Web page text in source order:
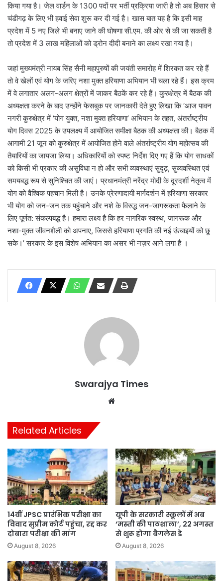
किया गया है। जेल वार्डन के 1300 पदों पर भर्ती प्रक्रिया जारी है तो अब हिसार से
चंडीगढ़ के लिए भी हवाई सेवा शुरू कर दी गई है। खास बात यह है कि इसी माह
प्रदेश में 5 नए जिले भी बनाए जाने की घोषणा सी.एम. की ओर से की जा सकती है
तो प्रदेश में 3 लाख महिलाओं को ड्रोन दीदी बनाने का लक्ष्य रखा गया है।
जहां मुख्यमंत्री नायब सिंह सैनी महापुरुषों की जयंती समारोह में शिरकत कर रहे हैं
तो वे खेलों एवं योग के जरिए नशा मुक्त हरियाणा अभियान भी चला रहे हैं। इस क्रम
में वे लगातार अलग-अलग क्षेत्रों में जाकर बैठकें कर रहे हैं। कुरुक्षेत्र में बैठक की
अध्यक्षता करने के बाद उन्होंने फेसबुक पर जानकारी देते हुए लिखा कि ‘आज पावन
नगरी कुरुक्षेत्र में ‘योग युक्त, नशा मुक्त हरियाणा’ अभियान के तहत, अंतर्राष्ट्रीय
योग दिवस 2025 के उपलक्ष्य में आयोजित समीक्षा बैठक की अध्यक्षता की। बैठक में
आगामी 21 जून को कुरुक्षेत्र में आयोजित होने वाले अंतर्राष्ट्रीय योग महोत्सव की
तैयारियों का जायजा लिया। अधिकारियों को स्पष्ट निर्देश दिए गए हैं कि योग साधकों
को किसी भी प्रकार की असुविधा न हो और सभी व्यवस्थाएं सुदृढ़, सुव्यवस्थित एवं
समयबद्ध रूप से सुनिश्चित की जाएं। प्रधानमंत्री नरेंद्र मोदी के दूरदर्शी नेतृत्व में
योग को वैश्विक पहचान मिली है। उनके प्रेरणादायी मार्गदर्शन में हरियाणा सरकार
भी योग को जन-जन तक पहुंचाने और नशे के विरुद्ध जन-जागरूकता फैलाने के
लिए पूर्णत: संकल्पबद्ध है। हमारा लक्ष्य है कि हर नागरिक स्वस्थ, जागरूक और
नशा-मुक्त जीवनशैली को अपनाए, जिससे हरियाणा प्रगति की नई ऊंचाइयों को छू
सके।’ सरकार के इस विशेष अभियान का असर भी नज़र आने लगा है ।
Swarajya Times
Related Articles
14वीं JPSC प्रारंभिक परीक्षा का
विवाद सुप्रीम कोर्ट पहुंचा, रद्द कर
दोबारा परीक्षा की मांग
August 8, 2026
यूपी के सरकारी स्कूलों में अब
‘मस्ती की पाठशाला’, 22 अगस्त
से शुरू होगा बैगलेस डे
August 8, 2026